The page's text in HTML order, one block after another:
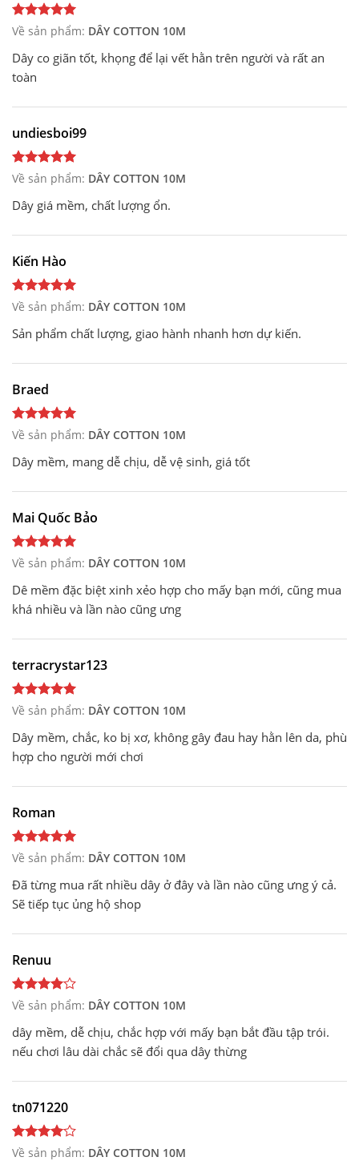
Về sản phẩm: DÂY COTTON 10M
Dây co giãn tốt, khọng để lại vết hằn trên người và rất an
toàn
undiesboi99
Về sản phẩm: DÂY COTTON 10M
Dây giá mềm, chất lượng ổn.
Kiến Hào
Về sản phẩm: DÂY COTTON 10M
Sản phẩm chất lượng, giao hành nhanh hơn dự kiến.
Braed
Về sản phẩm: DÂY COTTON 10M
Dây mềm, mang dễ chịu, dễ vệ sinh, giá tốt
Mai Quốc Bảo
Về sản phẩm: DÂY COTTON 10M
Dê mềm đặc biệt xinh xẻo hợp cho mấy bạn mới, cũng mua
khá nhiều và lần nào cũng ưng
terracrystar123
Về sản phẩm: DÂY COTTON 10M
Dây mềm, chắc, ko bị xơ, không gây đau hay hằn lên da, phù
hợp cho người mới chơi
Roman
Về sản phẩm: DÂY COTTON 10M
Đã từng mua rất nhiều dây ở đây và lần nào cũng ưng ý cả.
Sẽ tiếp tục ủng hộ shop
Renuu
Về sản phẩm: DÂY COTTON 10M
dây mềm, dễ chịu, chắc hợp với mấy bạn bắt đầu tập trói.
nếu chơi lâu dài chắc sẽ đổi qua dây thừng
tn071220
Về sản phẩm: DÂY COTTON 10M